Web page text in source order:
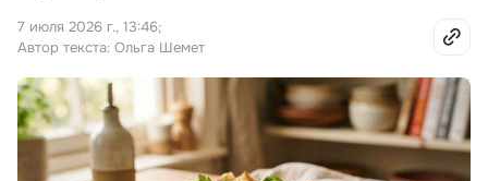
7 июля 2026 г., 13:46;
Автор текста: Ольга Шемет